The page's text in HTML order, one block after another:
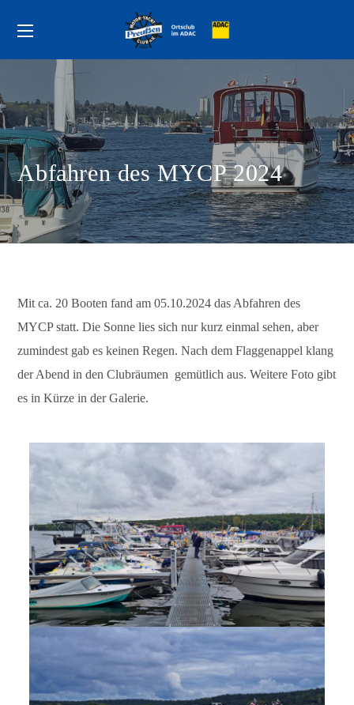
Abfahren des MYCP 2024
Mit ca. 20 Booten fand am 05.10.2024 das Abfahren des
MYCP statt. Die Sonne lies sich nur kurz einmal sehen, aber
zumindest gab es keinen Regen. Nach dem Flaggenappel klang
der Abend in den Clubräumen gemütlich aus. Weitere Foto gibt
es in Kürze in der Galerie.